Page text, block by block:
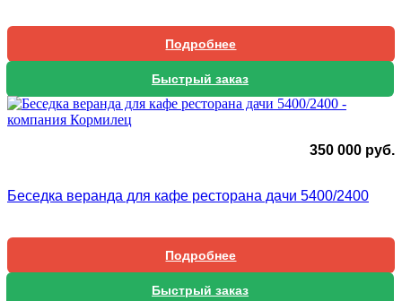
Подробнее
Быстрый заказ
350 000 руб.
Беседка веранда для кафе ресторана дачи 5400/2400
Подробнее
Быстрый заказ